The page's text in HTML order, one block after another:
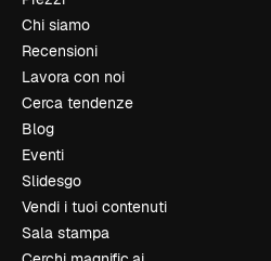
Chi siamo
Recensioni
Lavora con noi
Cerca tendenze
Blog
Eventi
Slidesgo
Vendi i tuoi contenuti
Sala stampa